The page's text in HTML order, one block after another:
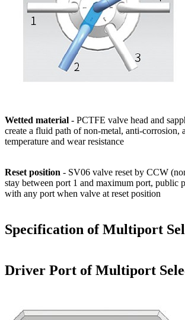
Wetted material - PCTFE valve head and
create a fluid path of non-metal, anti-corrosion,
temperature and wear resistance
Reset position - SV06 valve reset by CCW
stay between port 1 and maximum port, public
with any port when valve at reset position
Specification of Multiport
Driver Port of Multiport